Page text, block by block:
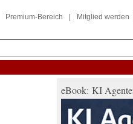
Premium-Bereich Mitglied werden
eBook: KI